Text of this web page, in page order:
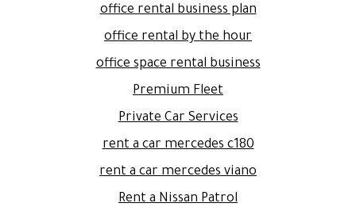
office rental business plan
office rental by the hour
office space rental business
Premium Fleet
Private Car Services
rent a car mercedes c180
rent a car mercedes viano
Rent a Nissan Patrol